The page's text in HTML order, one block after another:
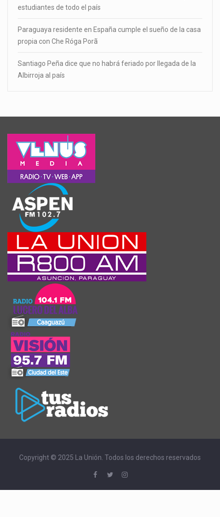
estudiantes de todo el país
Paraguaya residente en España cumple el sueño de la casa
propia con Che Róga Porã
Santiago Peña dice que no habrá feriado por llegada de la
Albirroja al país
Copyright © 2025 La Unión. Todos los derechos reservados